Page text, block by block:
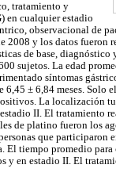
tratamiento y
en cualquier estadio
observacional de
2008 y los datos fueron
de base,
sujetos. La edad
síntomas
± 6,84 meses. Solo
La localización
II. El tratamiento
de platino fueron los
que participaron
El tiempo promedio
y en estadio II. El